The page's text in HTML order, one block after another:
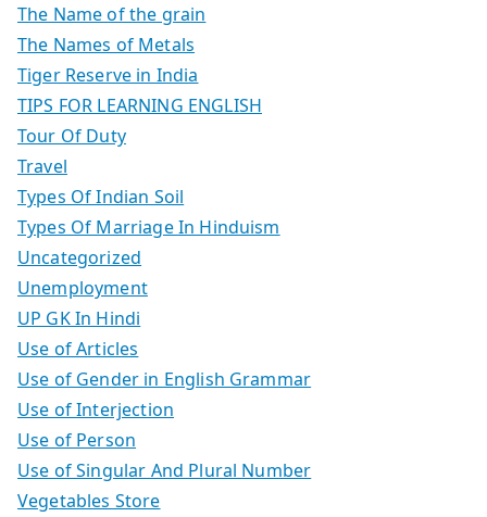
The Name of the grain
The Names of Metals
Tiger Reserve in India
TIPS FOR LEARNING ENGLISH
Tour Of Duty
Travel
Types Of Indian Soil
Types Of Marriage In Hinduism
Uncategorized
Unemployment
UP GK In Hindi
Use of Articles
Use of Gender in English Grammar
Use of Interjection
Use of Person
Use of Singular And Plural Number
Vegetables Store